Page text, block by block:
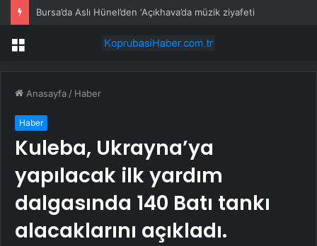
Bursa’da Aslı Hünel’den ‘Açıkhava’da müzik ziyafeti
Menü
Anasayfa / Haber
Haber
Kuleba, Ukrayna’ya
yapılacak ilk yardım
dalgasında 140 Batı tankı
alacaklarını açıkladı.